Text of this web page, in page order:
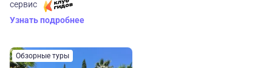
сервис
Узнать подробнее
Обзорные туры